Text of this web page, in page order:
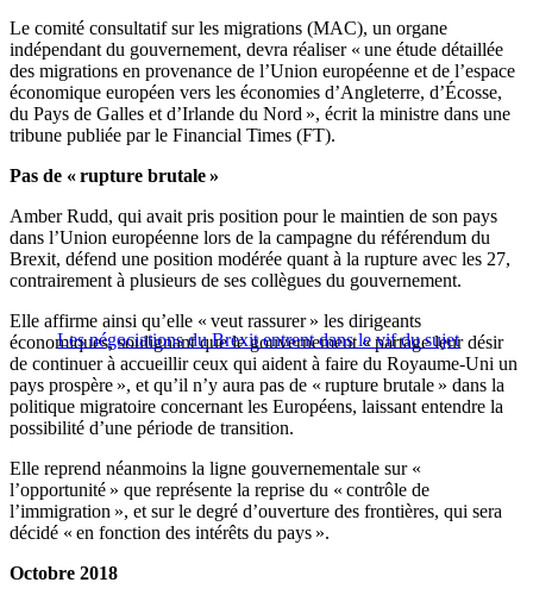
Le comité consultatif sur les migrations (MAC), un organe
indépendant du gouvernement, devra réaliser « une étude détaillée
des migrations en provenance de l’Union européenne et de l’espace
économique européen vers les économies d’Angleterre, d’Écosse,
du Pays de Galles et d’Irlande du Nord », écrit la ministre dans une
tribune publiée par le Financial Times (FT).
Pas de « rupture brutale »
Amber Rudd, qui avait pris position pour le maintien de son pays
dans l’Union européenne lors de la campagne du référendum du
Brexit, défend une position modérée quant à la rupture avec les 27,
contrairement à plusieurs de ses collègues du gouvernement.
Les négociations du Brexit entrent dans le vif du sujet
Elle affirme ainsi qu’elle « veut rassurer » les dirigeants
économiques, soulignant que le gouvernement « partage leur désir
de continuer à accueillir ceux qui aident à faire du Royaume-Uni un
pays prospère », et qu’il n’y aura pas de « rupture brutale » dans la
politique migratoire concernant les Européens, laissant entendre la
possibilité d’une période de transition.
Elle reprend néanmoins la ligne gouvernementale sur «
l’opportunité » que représente la reprise du « contrôle de
l’immigration », et sur le degré d’ouverture des frontières, qui sera
décidé « en fonction des intérêts du pays ».
Octobre 2018